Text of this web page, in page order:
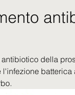
antibiotico della
l'infezione